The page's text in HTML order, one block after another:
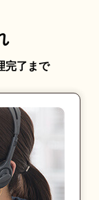
完了まで